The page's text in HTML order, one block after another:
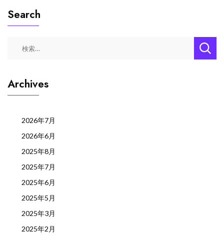
Search
Archives
2026年7月
2026年6月
2025年8月
2025年7月
2025年6月
2025年5月
2025年3月
2025年2月